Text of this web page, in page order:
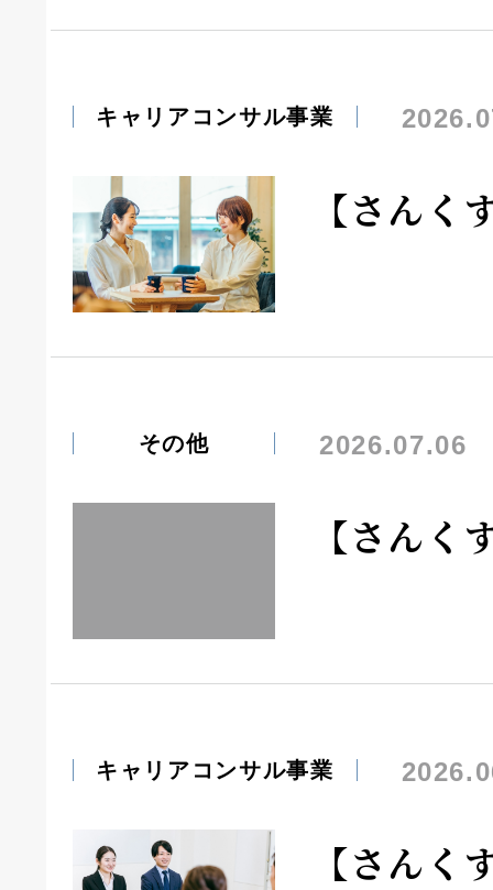
キャリアコンサル事業
【さんく
その他 2026.07.06
【さんく
キャリアコンサル事業
【さんく